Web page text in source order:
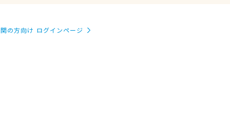
の方向け ログインページ